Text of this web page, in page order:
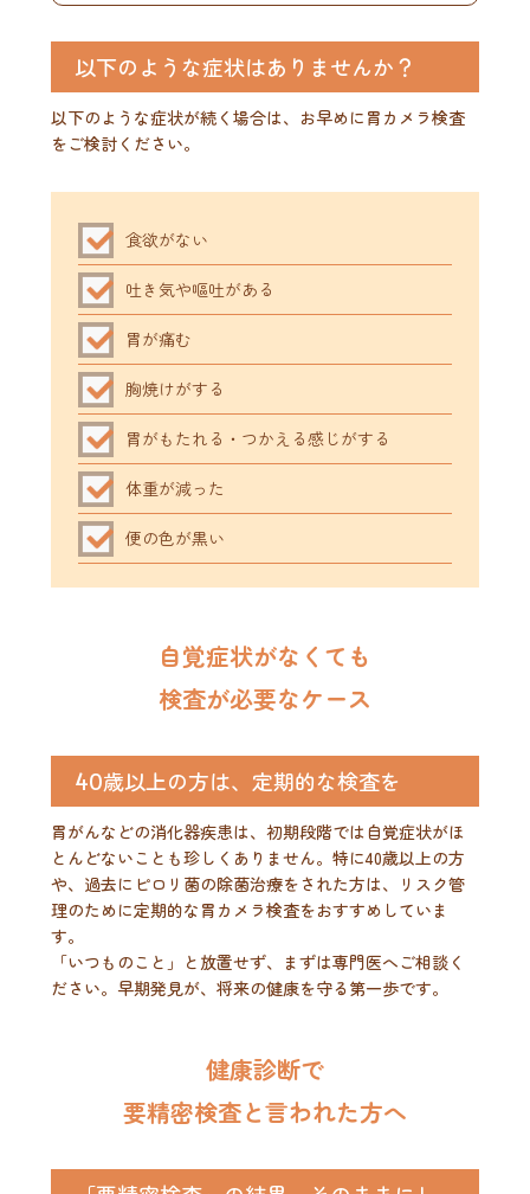
以下のような症状はありませんか？
以下のような症状が続く場合は、お早めに胃カメラ検査
をご検討ください。
食欲がない
吐き気や嘔吐がある
胃が痛む
胸焼けがする
胃がもたれる・つかえる感じがする
体重が減った
便の色が黒い
自覚症状がなくても
検査が必要なケース
40歳以上の方は、定期的な検査を
胃がんなどの消化器疾患は、初期段階では自覚症状がほ
とんどないことも珍しくありません。特に40歳以上の方
や、過去にピロリ菌の除菌治療をされた方は、リスク管
理のために定期的な胃カメラ検査をおすすめしていま
す。
「いつものこと」と放置せず、まずは専門医へご相談く
ださい。早期発見が、将来の健康を守る第一歩です。
健康診断で
要精密検査と言われた方へ